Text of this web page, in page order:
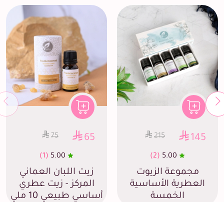
145
215
5.00
(2)
مجموعة الزيوت
العطرية الأساسية
الخمسة
65
75
5.00
(1)
زيت اللبان العماني
المركز - زيت عطري
أساسي طبيعي 10 ملي